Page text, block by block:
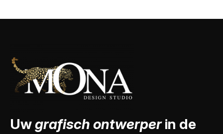
Uwgrafisch ontwerperin de